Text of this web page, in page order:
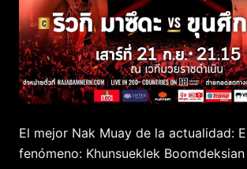
El mejor Nak Muay de la actualidad:
fenómeno: Khunsueklek Boomdeksian